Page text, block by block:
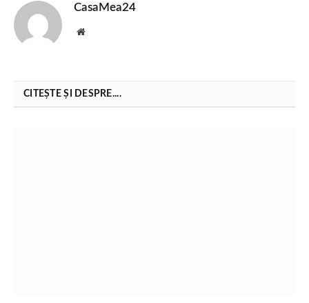
CasaMea24
Website
CITEȘTE ȘI DESPRE....